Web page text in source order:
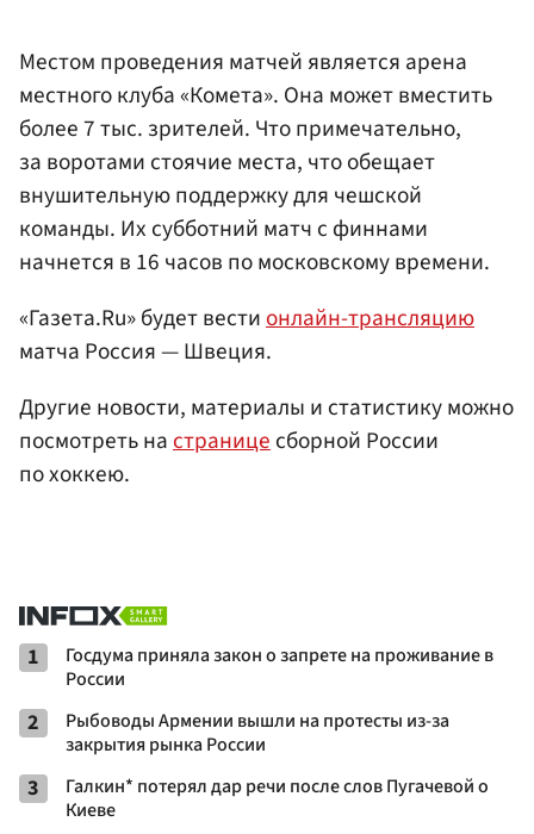
Местом проведения матчей является арена
местного клуба «Комета». Она может вместить
более 7 тыс. зрителей. Что примечательно,
за воротами стоячие места, что обещает
внушительную поддержку для чешской
команды. Их субботний матч с финнами
начнется в 16 часов по московскому времени.
«Газета.Ru» будет вестионлайн-трансляцию
матча Россия — Швеция.
Другие новости, материалы и статистику можно
посмотреть настраницесборной России
по хоккею.
1
Госдума приняла закон о запрете на проживание в
России
2
Рыбоводы Армении вышли на протесты из-за
закрытия рынка России
3
Галкин* потерял дар речи после слов Пугачевой о
Киеве